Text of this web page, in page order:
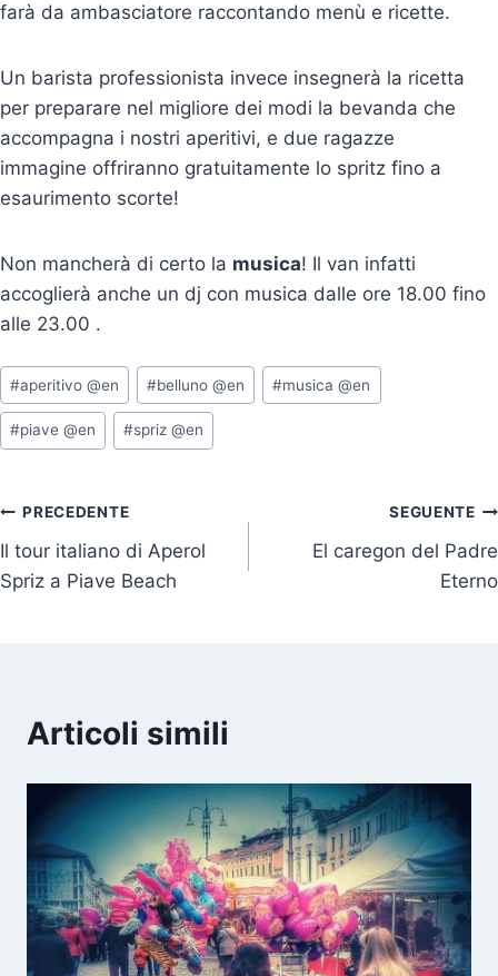
farà da ambasciatore raccontando menù e ricette.
Un barista professionista invece insegnerà la ricetta
per preparare nel migliore dei modi la bevanda che
accompagna i nostri aperitivi, e due ragazze
immagine offriranno gratuitamente lo spritz fino a
esaurimento scorte!
Non mancherà di certo la musica! Il van infatti
accoglierà anche un dj con musica dalle ore 18.00 fino
alle 23.00 .
Tag
articolo:
#aperitivo @en #belluno @en #musica @en
#piave @en #spriz @en
Navigazione
articoli
PRECEDENTE
Il tour italiano di Aperol
Spriz a Piave Beach
SEGUENTE
El caregon del Padre
Eterno
Articoli simili